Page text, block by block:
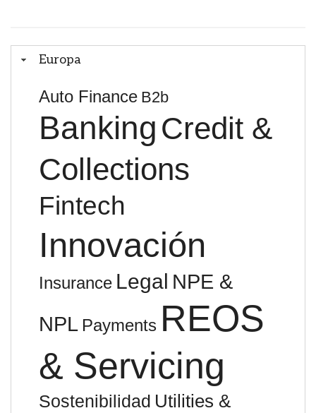
Europa
Auto Finance B2b
Banking Credit &
Collections
Fintech
Innovación
Insurance Legal NPE &
NPL Payments REOS
& Servicing
Sostenibilidad Utilities &